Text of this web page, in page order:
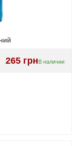
265 грнВ наличии